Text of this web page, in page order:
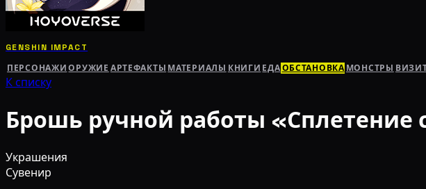
GENSHIN IMPACT
ПЕРСОНАЖИ ОРУЖИЕ АРТЕФАКТЫ МАТЕРИАЛЫ КНИГИ ЕДАОБСТАНОВКА МОНСТРЫ
К списку
Брошь ручной работы «Сплетение
Украшения
Сувенир